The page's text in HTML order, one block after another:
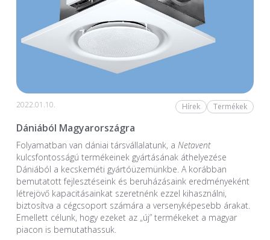
2022.01.10. Hírek Termékek
Dániából Magyarországra
Folyamatban van dániai társvállalatunk, a Netavent
kulcsfontosságú termékeinek gyártásának áthelyezése
Dániából a kecskeméti gyártóüzemünkbe. A korábban
bemutatott fejlesztéseink és beruházásaink eredményeként
létrejövő kapacitásainkat szeretnénk ezzel kihasználni,
biztosítva a cégcsoport számára a versenyképesebb árakat.
Emellett célunk, hogy ezeket az „új” termékeket a magyar
piacon is bemutathassuk.